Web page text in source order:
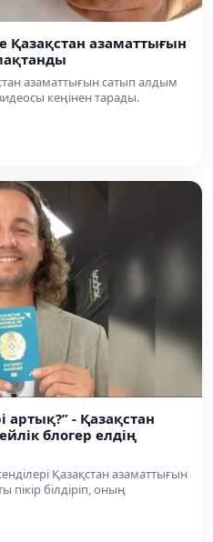
Қазақстан азаматтығын
азаматтығын сатып алдым
кеңінен тарады.
артық?” - Қазақстан
блогер елдің
Қазақстан азаматтығын
пікір білдіріп, оның